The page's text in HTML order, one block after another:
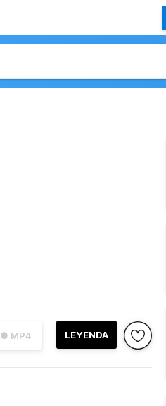
● MP4 LEYENDA